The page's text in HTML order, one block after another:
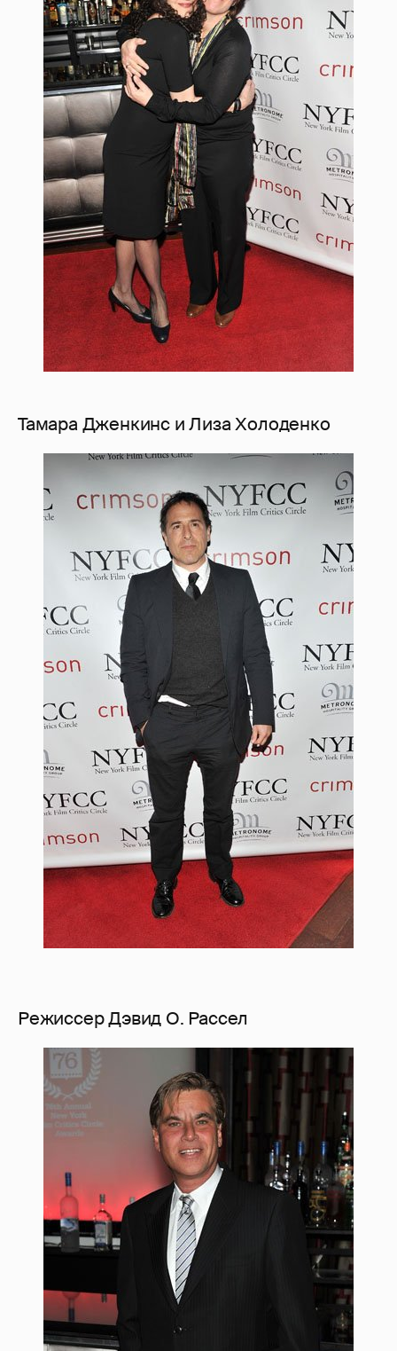
Тамара Дженкинс и Лиза Холоденко
Режиссер Дэвид О. Рассел